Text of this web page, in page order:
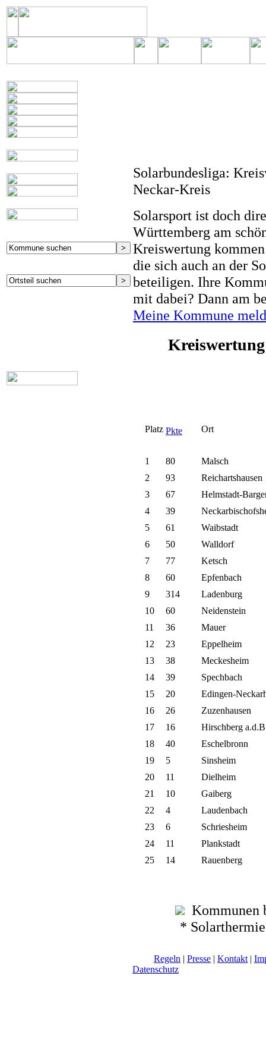
Solarbundesliga:
Neckar-Kreis
Solarsport ist doch
Württemberg am
Kreiswertung
die sich auch an der
beteiligen. Ihre
mit dabei? Dann am
Meine Kommune
Platz Pkte Ort
1 80
Malsch
2
93
Reichartshausen
3
67
Helmstadt-
4
39
5
61
Waibstadt
6
50
Walldorf
7
77
Ketsch
8
60
Epfenbach
9
314
Ladenburg
10
60
Neidenstein
11
36
Mauer
12
23
Eppelheim
13
38
Meckesheim
14
39
Spechbach
15
20
Edingen-
16
26
Zuzenhausen
17
16
Hirschberg
18
40
Eschelbronn
19
5
Sinsheim
20
11
Dielheim
21
10
Gaiberg
22
4
Laudenbach
23
6
Schriesheim
24
11
Plankstadt
25
14 Rauenberg
Kommunen
*
Regeln | Presse | Kontakt |
Datenschutz